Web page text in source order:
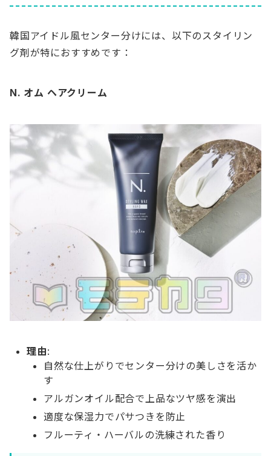
韓国アイドル風センター分けには、以下のスタイリン
グ剤が特におすすめです：
N. オム ヘアクリーム
理由:
自然な仕上がりでセンター分けの美しさを活か
す
アルガンオイル配合で上品なツヤ感を演出
適度な保湿力でパサつきを防止
フルーティ・ハーバルの洗練された香り